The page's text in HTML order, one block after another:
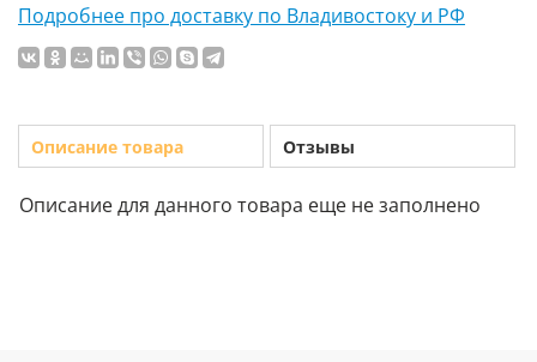
Подробнее про доставку по Владивостоку и РФ
Описание товара Отзывы
Описание для данного товара еще не заполнено